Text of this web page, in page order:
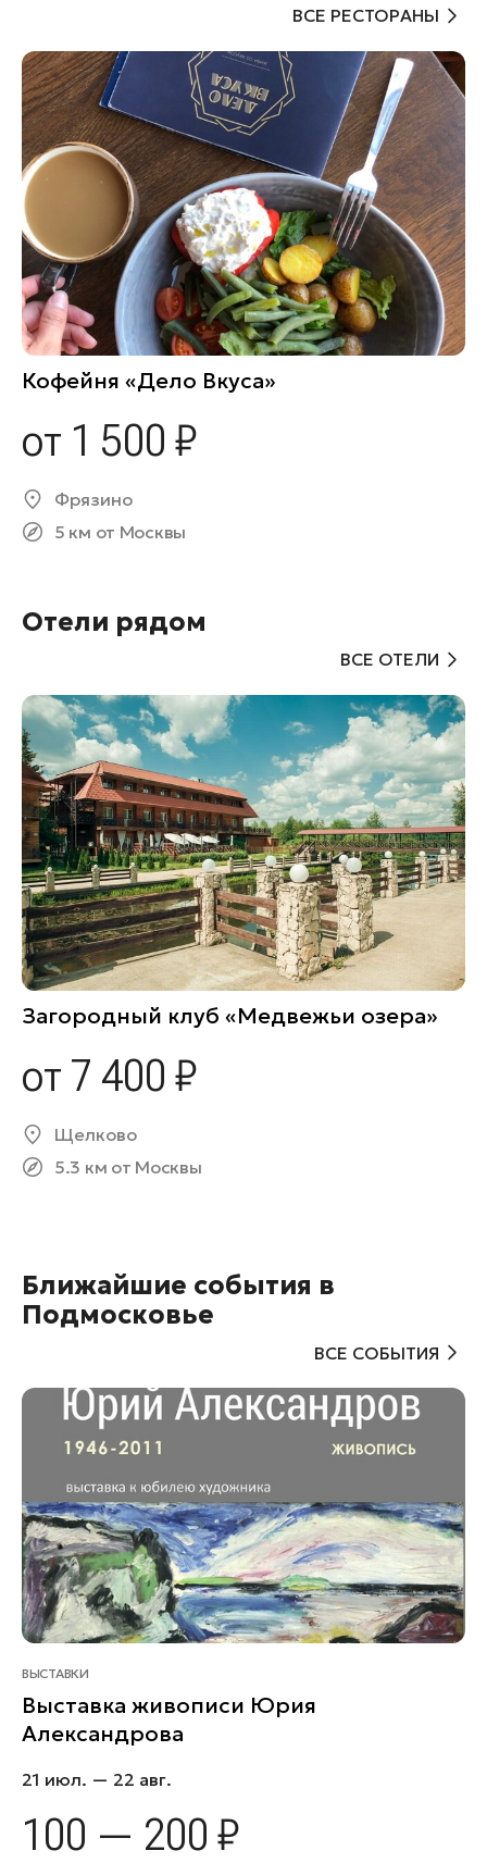
ВСЕ РЕСТОРАНЫ
Кофейня «Дело Вкуса»
от 1 500 ₽
Фрязино
5 км от Москвы
Отели рядом
ВСЕ ОТЕЛИ
Загородный клуб «Медвежьи озера»
от 7 400 ₽
Щелково
5.3 км от Москвы
Ближайшие события в
Подмосковье
ВСЕ СОБЫТИЯ
ВЫСТАВКИ
Выставка живописи Юрия
Александрова
21 июл. — 22 авг.
100 — 200 ₽